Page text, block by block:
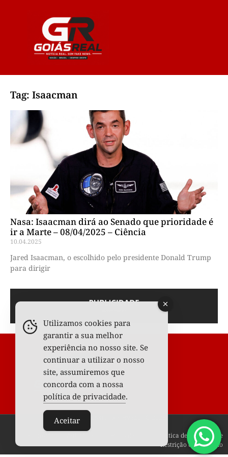
Tag: Isaacman
Nasa: Isaacman dirá ao Senado que prioridade é
ir a Marte – 08/04/2025 – Ciência
10.04.2025
Jared Isaacman, o escolhido pelo presidente Donald Trump
para dirigir
Todos os Direitos Reservados © 2025
Política de privacidade
Restrição de conteúdo
Utilizamos cookies para
garantir a sua melhor
experiência no nosso site. Se
continuar a utilizar o nosso
site, assumiremos que
concorda com a nossa
política de privacidade.
Aceitar